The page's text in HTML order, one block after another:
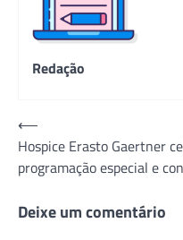
Redação
Navegação
de
Post
⟵
Hospice Erasto Gaertner
programação especial e
Deixe um comentário